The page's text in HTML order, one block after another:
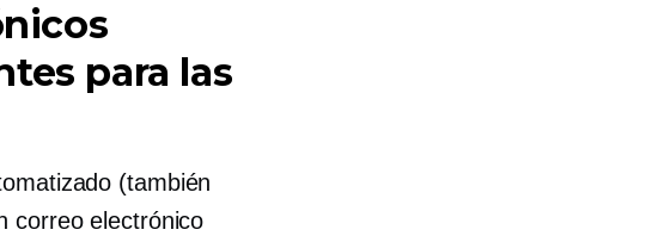
para las
(también
correo electrónico